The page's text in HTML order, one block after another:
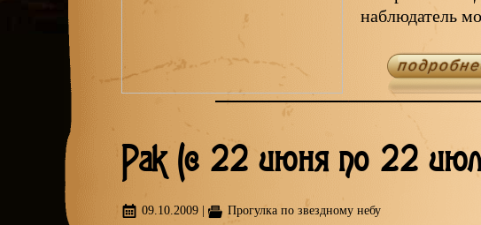
наблюдатель
Рак (с 22 июня по 22
09.10.2009 Прогулка по звездному небу